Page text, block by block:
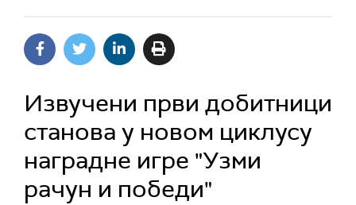
Извучени први добитници
станова у новом циклусу
наградне игре "Узми
рачун и победи"